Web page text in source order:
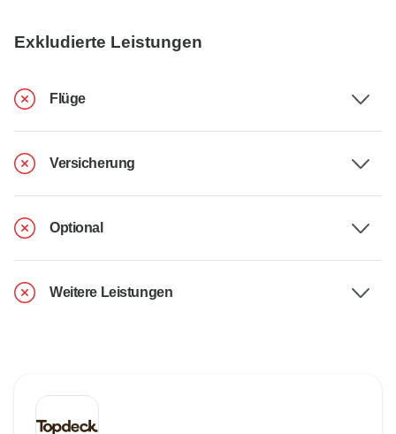
Exkludierte Leistungen
Flüge
Versicherung
Optional
Weitere Leistungen